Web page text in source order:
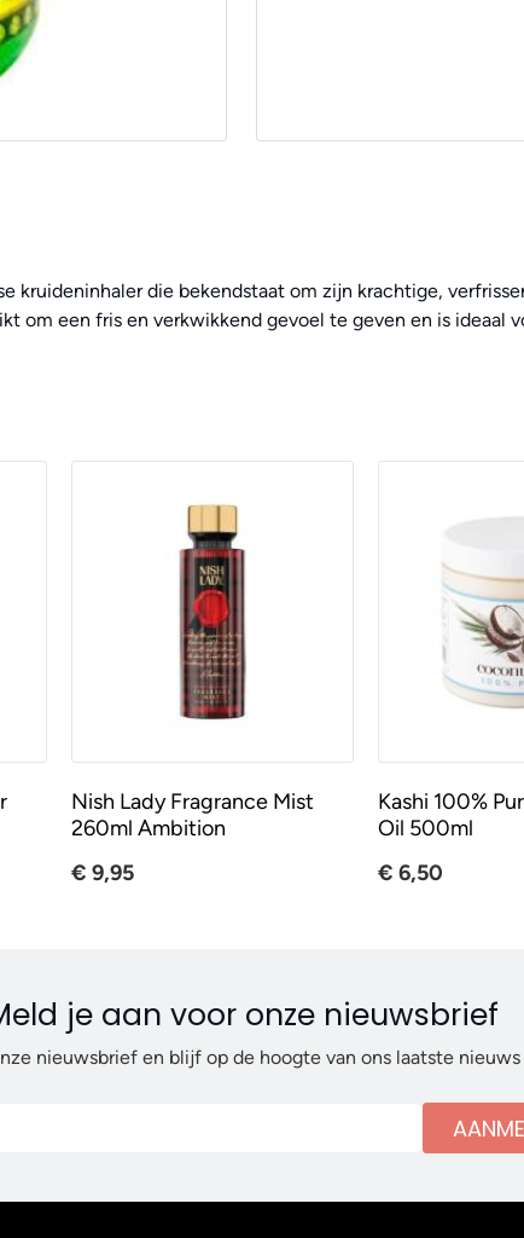
kruideninhaler die bekendstaat om zijn krachtige,
om een fris en verkwikkend gevoel te geven en is ideaal
Nish Lady Fragrance Mist
260ml Ambition
€ 9,95
Kashi 100%
Oil 500ml
€ 6,50
je aan voor onze nieuwsbrief
nieuwsbrief en blijf op de hoogte van ons laatste